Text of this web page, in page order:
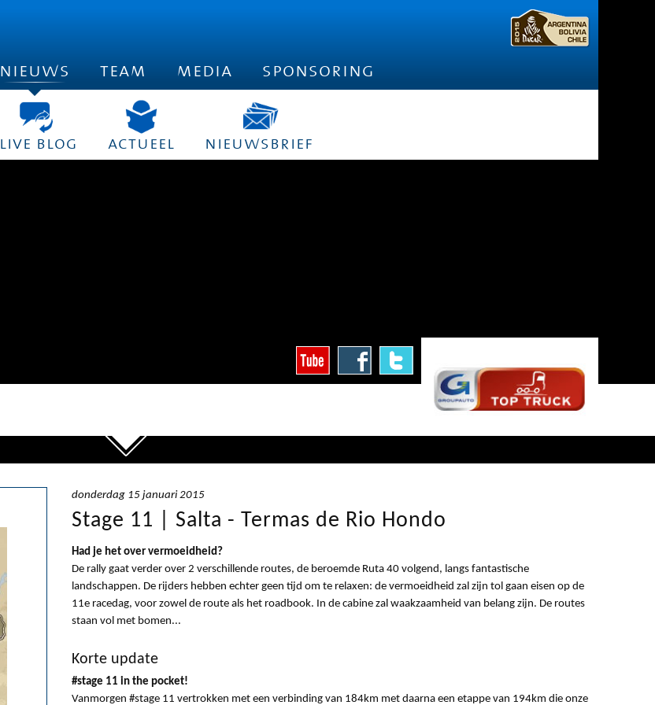
nieuws
live blog actueel nieuwsbrief
team media sponsoring
donderdag 15 januari 2015
Stage 11 | Salta - Termas de Rio Hondo
Had je het over vermoeidheid?
De rally gaat verder over 2 verschillende routes, de beroemde Ruta 40 volgend, langs fantastische
landschappen. De rijders hebben echter geen tijd om te relaxen: de vermoeidheid zal zijn tol gaan eisen op de
11e racedag, voor zowel de route als het roadbook. In de cabine zal waakzaamheid van belang zijn. De routes
staan vol met bomen...
Korte update
#stage 11 in the pocket!
Vanmorgen #stage 11 vertrokken met een verbinding van 184km met daarna een etappe van 194km die onze